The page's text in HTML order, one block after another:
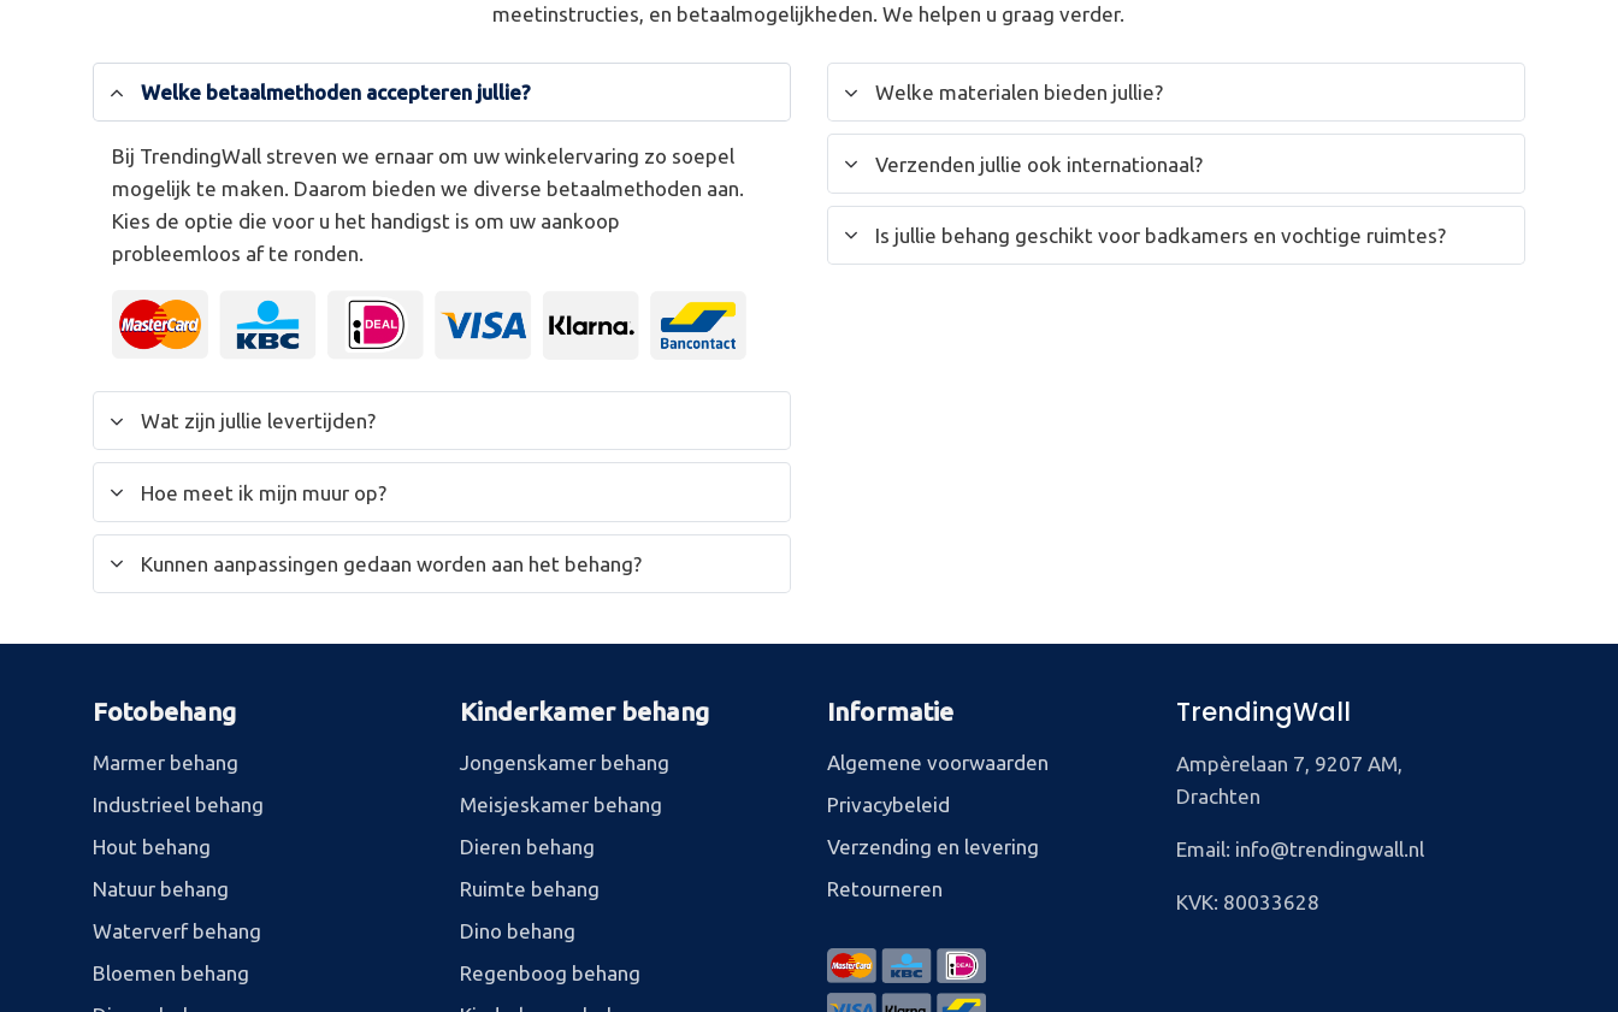
meetinstructies, en betaalmogelijkheden. We helpen u graag verder.
Welke betaalmethoden accepteren jullie?
Bij TrendingWall streven we ernaar om uw winkelervaring zo soepel
mogelijk te maken. Daarom bieden we diverse betaalmethoden aan.
Kies de optie die voor u het handigst is om uw aankoop
probleemloos af te ronden.
Wat zijn jullie levertijden?
Hoe meet ik mijn muur op?
Kunnen aanpassingen gedaan worden aan het behang?
Welke materialen bieden jullie?
Verzenden jullie ook internationaal?
Is jullie behang geschikt voor badkamers en vochtige ruimtes?
Fotobehang
Marmer behang
Industrieel behang
Hout behang
Natuur behang
Waterverf behang
Bloemen behang
Kinderkamer behang
Jongenskamer behang
Meisjeskamer behang
Dieren behang
Ruimte behang
Dino behang
Regenboog behang
Informatie
Algemene voorwaarden
Privacybeleid
Verzending en levering
Retourneren
TrendingWall
Ampèrelaan 7, 9207 AM,
Drachten
Email: info@trendingwall.nl
KVK: 80033628